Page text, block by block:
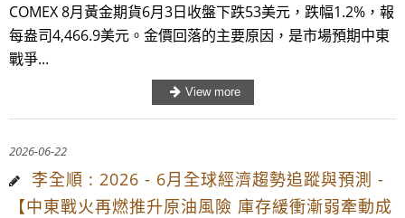
COMEX 8月黃金期貨6月3日收盤下跌53美元，跌幅1.2%，報
每盎司4,466.9美元。金價回落的主要原因，是市場預期中東
戰爭...
2026-06-22
李全順 : 2026 - 6月全球經濟趨勢追蹤與預測 -
【中東戰火再燃推升原油風險 庫存緩衝漸弱牽動成